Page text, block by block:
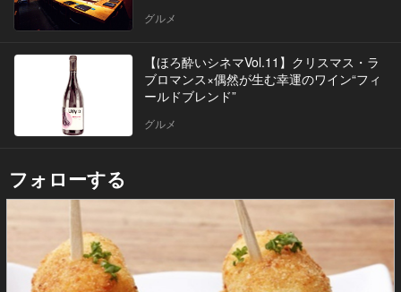
グルメ
【ほろ酔いシネマVol.11】クリスマス・ラ
ブロマンス×偶然が生む幸運のワイン“フィ
ールドブレンド”
グルメ
フォローする